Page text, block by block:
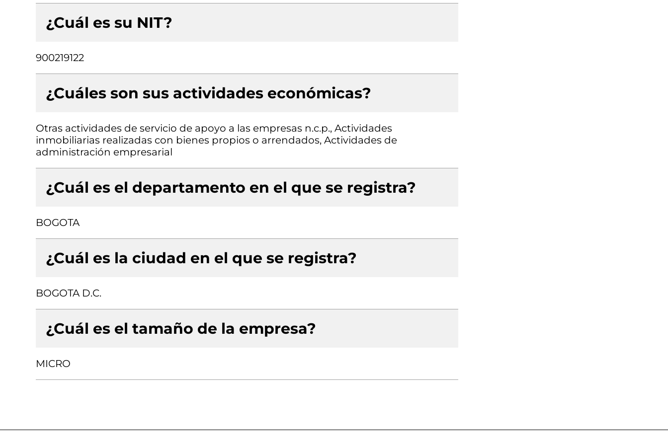
¿Cuál es su NIT?
900219122
¿Cuáles son sus actividades económicas?
Otras actividades de servicio de apoyo a las empresas n.c.p., Actividades
inmobiliarias realizadas con bienes propios o arrendados, Actividades de
administración empresarial
¿Cuál es el departamento en el que se registra?
BOGOTA
¿Cuál es la ciudad en el que se registra?
BOGOTA D.C.
¿Cuál es el tamaño de la empresa?
MICRO